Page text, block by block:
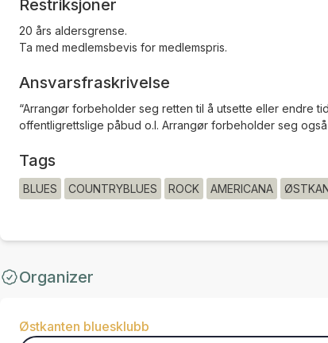
Restriksjoner
20 års aldersgrense.
Ta med medlemsbevis for medlemspris.
Ansvarsfraskrivelse
“Arrangør forbeholder seg retten til å utsette eller endre
offentligrettslige påbud o.l. Arrangør forbeholder seg
Tags
BLUES COUNTRYBLUES ROCK AMERICANA
Organizer
Østkanten bluesklubb